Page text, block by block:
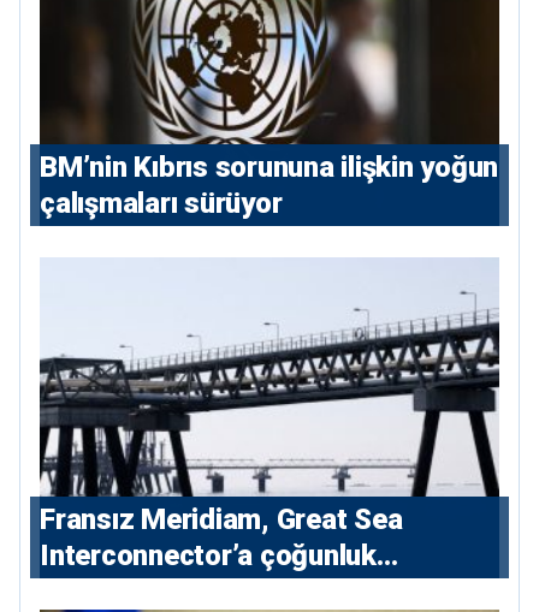
BM’nin Kıbrıs sorununa ilişkin yoğun
çalışmaları sürüyor
Fransız Meridiam, Great Sea
Interconnector’a çoğunluk